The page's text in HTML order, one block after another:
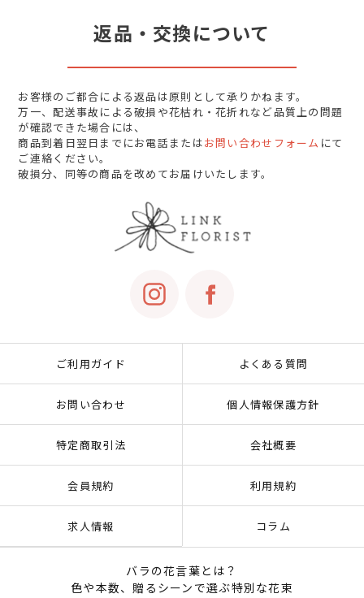
返品・交換について
お客様のご都合による返品は原則として承りかねます。
万一、配送事故による破損や花枯れ・花折れなど品質上の問題
が確認できた場合には、
商品到着日翌日までにお電話またはお問い合わせフォーム にて
ご連絡ください。
破損分、同等の商品を改めてお届けいたします。
ご利用ガイド よくある質問
お問い合わせ 個人情報保護方針
特定商取引法 会社概要
会員規約 利用規約
求人情報 コラム
バラの花言葉とは？
色や本数、贈るシーンで選ぶ特別な花束